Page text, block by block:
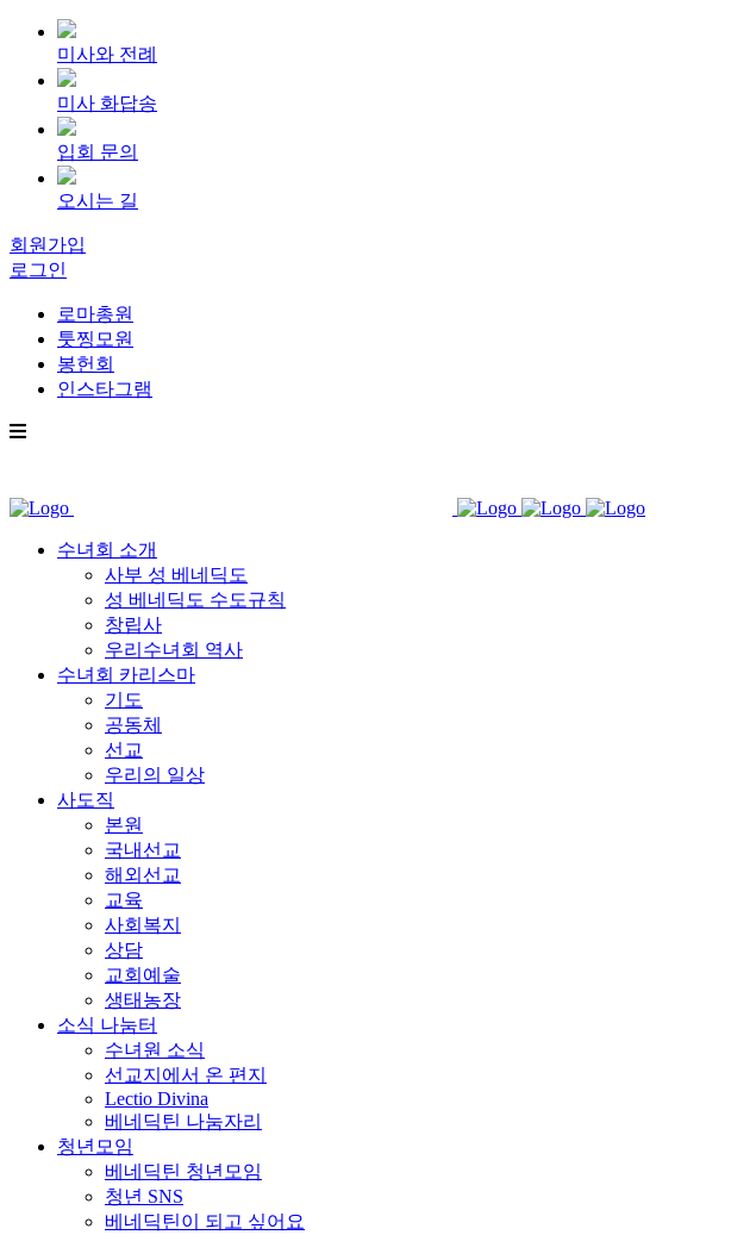
미사와 전례
미사 화답송
입회 문의
오시는 길
회원가입
로그인
로마총원
툿찡모원
봉헌회
인스타그램
수녀회 소개
사부 성 베네딕도
성 베네딕도 수도규칙
창립사
우리수녀회 역사
수녀회 카리스마
기도
공동체
선교
우리의 일상
사도직
본원
국내선교
해외선교
교육
사회복지
상담
교회예술
생태농장
소식 나눔터
수녀원 소식
선교지에서 온 편지
Lectio Divina
베네딕틴 나눔자리
청년모임
베네딕틴 청년모임
청년 SNS
베네딕틴이 되고 싶어요